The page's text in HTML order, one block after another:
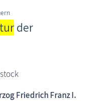
der
Friedrich Franz I.